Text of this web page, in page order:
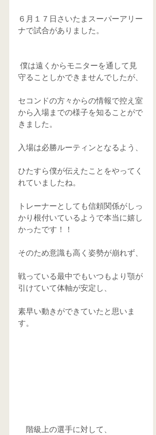
６月１７日さいたまスーパーアリー
ナで試合がありました。
守ることしかできませんでしたが、
セコンドの方々からの情報で控え室
から入場までの様子を知ることがで
きました。
入場は必勝ルーティンとなるよう、
ひたすら僕が伝えたことをやってく
れていましたね。
トレーナーとしても信頼関係がしっ
かり根付いているようで本当に嬉し
かったです！！
そのため意識も高く姿勢が崩れず、
戦っている最中でもいつもより顎が
引けていて体軸が安定し、
素早い動きができていたと思いま
す。
階級上の選手に対して、